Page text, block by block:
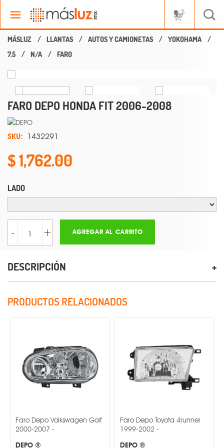
LLANTAS AUTOS Y CAMIONETAS
YOKOHAMA
7.5
N/A FARO
FARO DEPO HONDA FIT 2006-2008
SKU: 1432291
1,762.00
LADO
- + AGREGAR AL CARRITO
DESCRIPCIÓN
PRODUCTOS RELACIONADOS
Depo Volkswagen Golf
2007 -
®
Faro Depo Toyota 4runner
1999-2002 -
DEPO ®
Faro